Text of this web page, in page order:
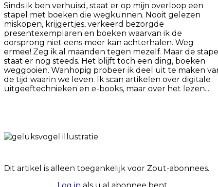
Sinds ik ben verhuisd, staat er op mijn overloop een
stapel met boeken die wegkunnen. Nooit gelezen
miskopen, krijgertjes, verkeerd bezorgde
presentexemplaren en boeken waarvan ik de
oorsprong niet eens meer kan achterhalen. Weg
ermee! Zeg ik al maanden tegen mezelf. Maar de
staat er nog steeds. Het blijft toch een ding, boeken
weggooien. Wanhopig probeer ik deel uit te maken
de tijd waarin we leven. Ik scan artikelen over digitale
uitgeeftechnieken en e-books, maar over het lezen...
Dit artikel is alleen toegankelijk voor Zout-abonnees.